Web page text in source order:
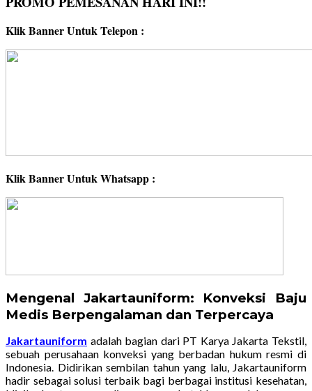
Klik Banner Untuk Telepon :
Klik Banner Untuk Whatsapp :
Mengenal Jakartauniform: Konveksi Baju
Medis Berpengalaman dan Terpercaya
Jakartauniform adalah bagian dari PT Karya Jakarta Tekstil,
sebuah perusahaan konveksi yang berbadan hukum resmi di
Indonesia. Didirikan sembilan tahun yang lalu, Jakartauniform
hadir sebagai solusi terbaik bagi berbagai institusi kesehatan,